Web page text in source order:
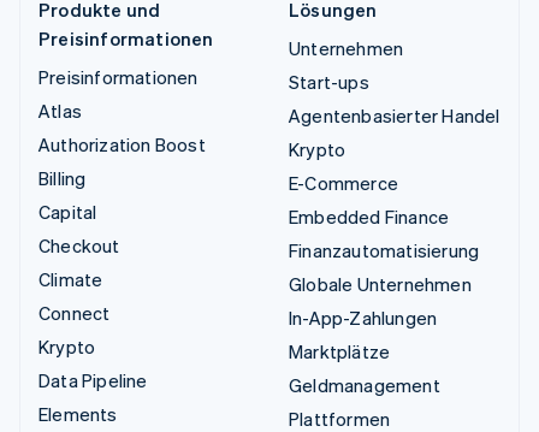
Produkte und
Preisinformationen
Preisinformationen
Atlas
Authorization Boost
Billing
Capital
Checkout
Climate
Connect
Krypto
Data Pipeline
Elements
Lösungen
Unternehmen
Start-ups
Agentenbasierter Handel
Krypto
E-Commerce
Embedded Finance
Finanzautomatisierung
Globale Unternehmen
In-App-Zahlungen
Marktplätze
Geldmanagement
Plattformen